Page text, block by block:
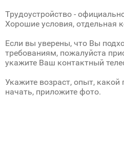
Трудоустройство -
Хорошие условия, отдельная
Если вы уверены, что Вы
требованиям, пожалуйста
укажите Ваш контактный
Укажите возраст, опыт, какой
начать, приложите фото.